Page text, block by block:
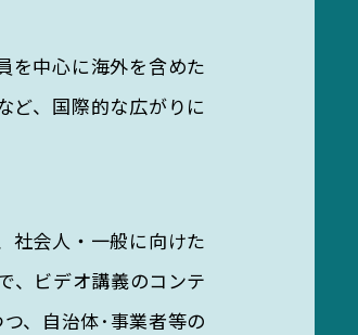
を中心に海外を含めた
ど、国際的な広がりに
社会人・一般に向けた
、ビデオ講義のコンテ
、自治体･事業者等の